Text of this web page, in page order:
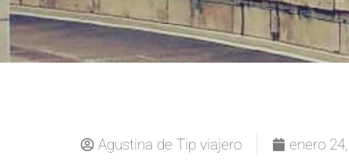
Agustina de Tip viajero enero